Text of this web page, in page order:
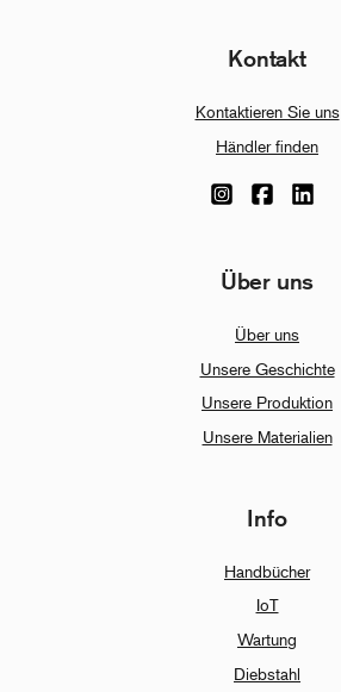
Kontakt
Kontaktieren Sie uns
Händler finden
Über uns
Über uns
Unsere Geschichte
Unsere Produktion
Unsere Materialien
Info
Handbücher
IoT
Wartung
Diebstahl